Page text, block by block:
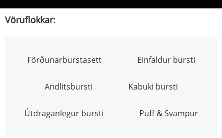
Vöruflokkar:
Förðunarburstasett Einfaldur bursti
Andlitsbursti Kabuki bursti
Útdraganlegur bursti Puff & Svampur